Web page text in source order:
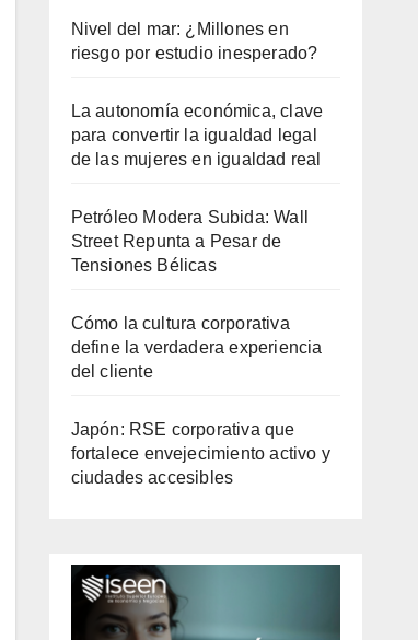
Nivel del mar: ¿Millones en
riesgo por estudio inesperado?
La autonomía económica, clave
para convertir la igualdad legal
de las mujeres en igualdad real
Petróleo Modera Subida: Wall
Street Repunta a Pesar de
Tensiones Bélicas
Cómo la cultura corporativa
define la verdadera experiencia
del cliente
Japón: RSE corporativa que
fortalece envejecimiento activo y
ciudades accesibles